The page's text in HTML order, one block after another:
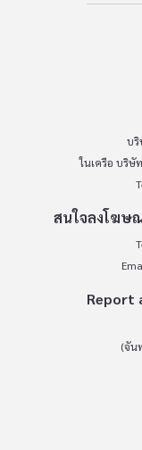
บริ
ในเครือ บริษั
สนใจลงโฆษ
Report
(จัน